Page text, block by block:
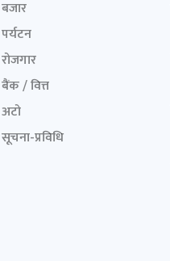
बजार
पर्यटन
रोजगार
बैंक / वित्त
अटो
सूचना-प्रविधि